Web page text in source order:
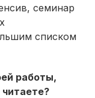
семинар
списком
работы,